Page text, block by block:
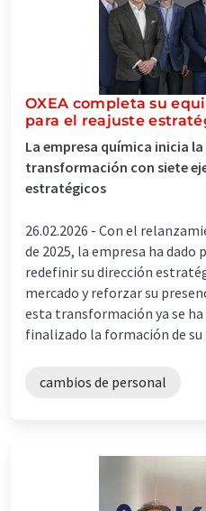
OXEA completa su
para el reajuste
La empresa química inicia
transformación con siete
estratégicos
26.02.2026 - Con el
de 2025, la empresa ha dado
redefinir su dirección
mercado y reforzar su
esta transformación ya se ha
finalizado la formación de su
cambios de personal